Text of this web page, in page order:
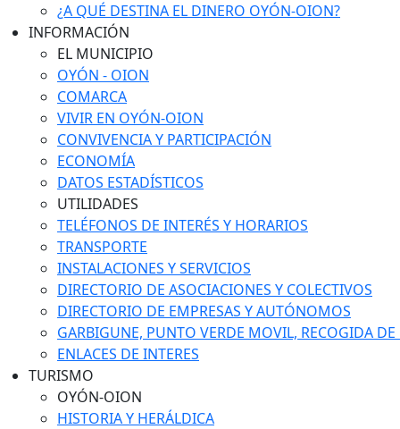
¿A QUÉ DESTINA EL DINERO OYÓN-OION?
INFORMACIÓN
EL MUNICIPIO
OYÓN - OION
COMARCA
VIVIR EN OYÓN-OION
CONVIVENCIA Y PARTICIPACIÓN
ECONOMÍA
DATOS ESTADÍSTICOS
UTILIDADES
TELÉFONOS DE INTERÉS Y HORARIOS
TRANSPORTE
INSTALACIONES Y SERVICIOS
DIRECTORIO DE ASOCIACIONES Y COLECTIVOS
DIRECTORIO DE EMPRESAS Y AUTÓNOMOS
GARBIGUNE, PUNTO VERDE MOVIL, RECOGIDA DE
ENLACES DE INTERES
TURISMO
OYÓN-OION
HISTORIA Y HERÁLDICA